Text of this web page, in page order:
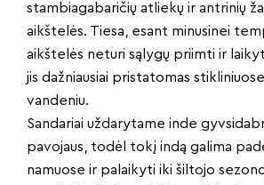
stambiagabaričių atliekų ir antrinių
aikštelės. Tiesa, esant minusinei
aikštelės neturi sąlygų priimti ir
jis dažniausiai pristatomas
vandeniu.
Sandariai uždarytame inde
pavojaus, todėl tokį indą galima
namuose ir palaikyti iki šiltojo